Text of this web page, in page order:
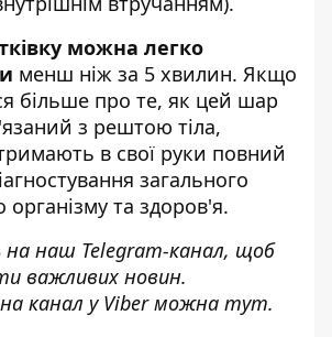
можна легко
менш ніж за 5 хвилин. Якщо
більше про те, як цей шар
з рештою тіла,
в свої руки повний
загального
організму та здоров'я.
на наш Telegram-канал, щоб
важливих новин.
канал у Viber можна тут.